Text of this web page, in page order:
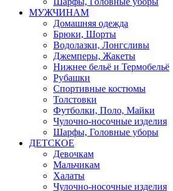
МУЖЧИНАМ
Домашняя одежда
Брюки, Шорты
Водолазки, Лонгсливы
Джемперы, Жакеты
Нижнее бельё и Термобельё
Рубашки
Спортивные костюмы
Толстовки
Футболки, Поло, Майки
Чулочно-носочные изделия
Шарфы, Головные уборы
ДЕТСКОЕ
Девочкам
Мальчикам
Халаты
Чулочно-носочные изделия